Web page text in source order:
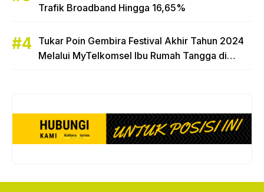
Trafik Broadband Hingga 16,65%
Tukar Poin Gembira Festival Akhir Tahun 2024
Melalui MyTelkomsel Ibu Rumah Tangga di